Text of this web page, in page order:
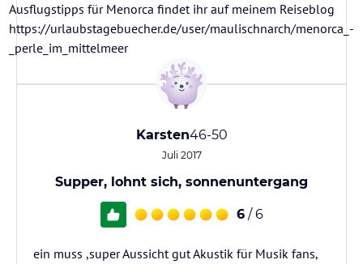
Ausflugstipps für Menorca findet ihr auf meinem Reiseblog
https://urlaubstagebuecher.de/user/maulischnarch/menorca_-
_perle_im_mittelmeer
Karsten46-50
Juli 2017
Supper, lohnt sich, sonnenuntergang
6 / 6
ein muss ,super Aussicht gut Akustik für Musik fans,